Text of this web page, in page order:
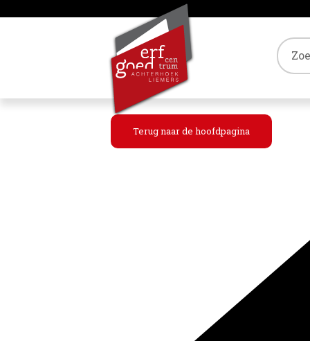
Terug naar de hoofdpagina